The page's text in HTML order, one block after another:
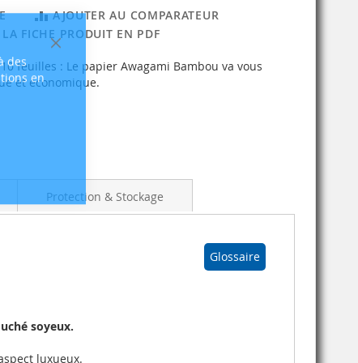
Fermer
des
en
AJOUTER AU COMPARATEUR
LA FICHE PRODUIT EN PDF
feuilles : Le papier Awagami Bambou va vous
et économique.
Glossaire
soyeux.
luxueux.
Protection & Stockage